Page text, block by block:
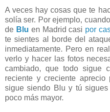
A veces hay cosas que te
solía ser. Por ejemplo,
de Blu en Madrid casi por
te sientes al borde del
inmediatamente. Pero en
verlo y hacer las fotos
cambiado, que todo sigue
reciente y creciente
sigue siendo Blu y tú
poco más mayor.